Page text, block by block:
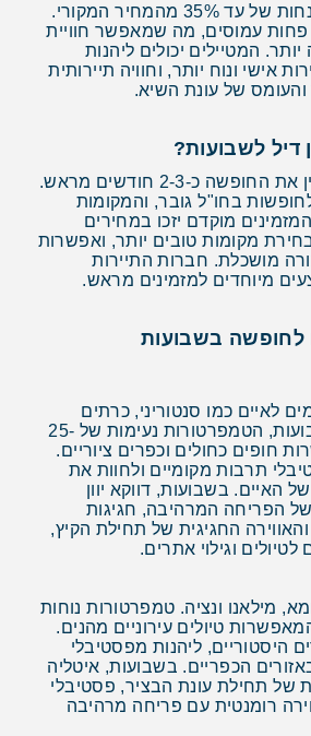
אטרקטיביים, עם הנחות של עד 35% מהמחיר המקורי.
פחות עמוסים, מה שמאפשר חוויית
יותר. המטיילים יכולים ליהנות
אישי ונוח יותר, וחוויה תיירותית
של עונת השיא.
דיל לשבועות?
ההמלצה היא להזמין את החופשה כ-2-3 חודשים מראש.
בחו"ל גובר, והמקומות
מוקדם יזכו במחירים
מקומות טובים יותר, ואפשרות
מושכלת. חברות התיירות
מיוחדים למזמינים מראש.
לחופשה בשבועות
לאיים כמו סנטוריני, כרתים
ורודוס. בתקופת שבועות, הטמפרטורות נעימות של 25-
חופים כחולים וכפרים ציוריים.
תרבות מקומיים ולחוות את
האיים. בשבועות, דווקא יוון
הפריחה המרהיבה, חגיגות
החגיגית של תחילת הקיץ,
וגילוי אתרים.
מילאנו ונציה. טמפרטורות נוחות
המאפשרות טיולים עירוניים מהנים.
היסטוריים, ליהנות מפסטיבלי
הכפריים. בשבועות, איטליה
של תחילת עונת הבציר, פסטיבלי
רומנטית עם פריחה מרהיבה